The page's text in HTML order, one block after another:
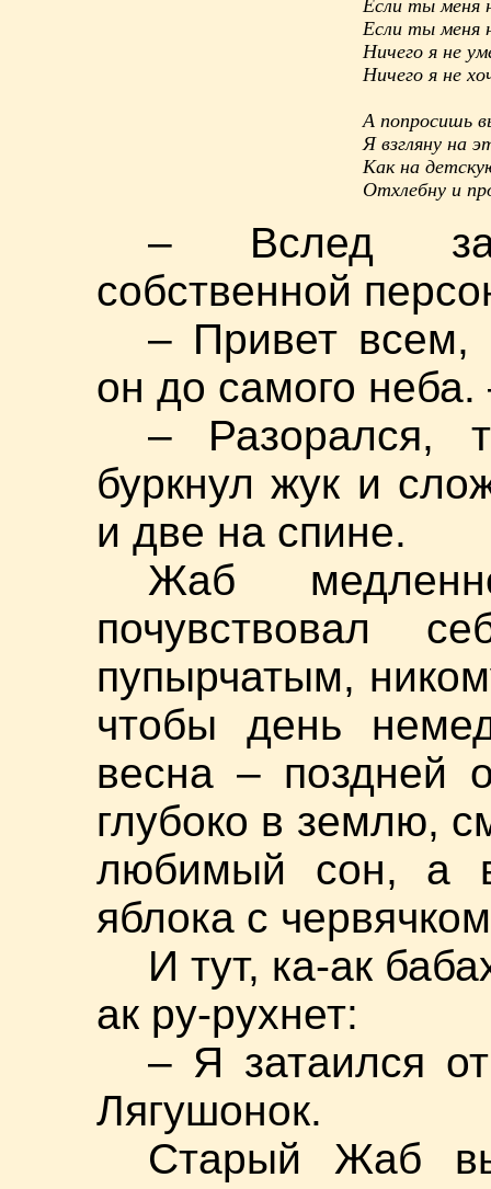
Если ты меня
Если ты меня
Ничего я не
Ничего я не
А попросишь
Я взгляну на
Как на
Отхлебну и
– Вслед за
собственной
– Привет всем,
он до самого
– Разорался,
буркнул жук и
и две на спине.
Жаб
почувствовал
пупырчатым,
чтобы день
весна – поздней
глубоко в землю,
любимый сон, а
яблока с
И тут, ка-ак
ак ру-рухнет:
– Я затаился
Лягушонок.
Старый Жаб